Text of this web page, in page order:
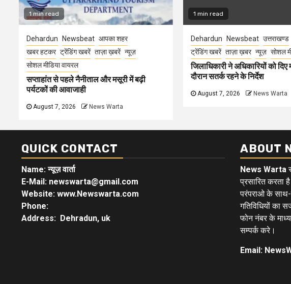
1 min read
Dehardun Newsbeat आपका शहर
खबर हटकर ट्रेंडिंग खबरें ताज़ा ख़बरें न्यूज़
सोशल मीडिया वायरल
सप्ताहांत से पहले नैनीताल और मसूरी में बढ़ी
पर्यटकों की आवाजाही
August 7, 2026 News Warta
1 min read
Dehardun Newsbeat उत्तराखण्ड
ट्रेंडिंग खबरें ताज़ा ख़बर न्यूज़ सोशल
जिलाधिकारी ने अधिकारियों को
दौरान सतर्क रहने के निर्देश
August 7, 2026 News Warta
QUICK CONTACT
Name: न्यूज़ वार्ता
E-Mail: newswarta@gmail.com
Website: www.Newswarta.com
Phone:
Address: Dehradun, uk
ABOUT
News Warta
प्रसारित करता
परंपराओ के साथ-
गतिविधियों का
फोन नंबर के
सम्पर्क करे।
Email: